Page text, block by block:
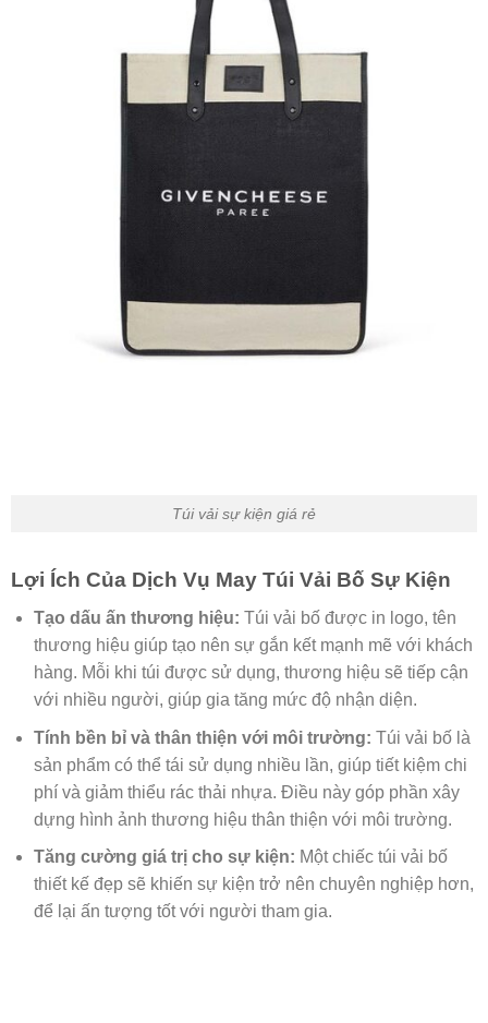
Túi vải sự kiện giá rẻ
Lợi Ích Của Dịch Vụ May Túi Vải Bố Sự Kiện
Tạo dấu ấn thương hiệu: Túi vải bố được in logo, tên
thương hiệu giúp tạo nên sự gắn kết mạnh mẽ với khách
hàng. Mỗi khi túi được sử dụng, thương hiệu sẽ tiếp cận
với nhiều người, giúp gia tăng mức độ nhận diện.
Tính bền bỉ và thân thiện với môi trường: Túi vải bố là
sản phẩm có thể tái sử dụng nhiều lần, giúp tiết kiệm chi
phí và giảm thiểu rác thải nhựa. Điều này góp phần xây
dựng hình ảnh thương hiệu thân thiện với môi trường.
Tăng cường giá trị cho sự kiện: Một chiếc túi vải bố
thiết kế đẹp sẽ khiến sự kiện trở nên chuyên nghiệp hơn,
để lại ấn tượng tốt với người tham gia.